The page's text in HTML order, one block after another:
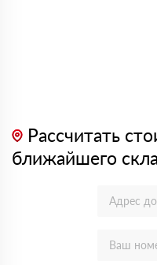
Рассчитать
ближайшего